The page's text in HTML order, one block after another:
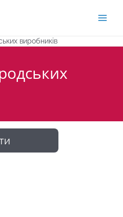
виробників